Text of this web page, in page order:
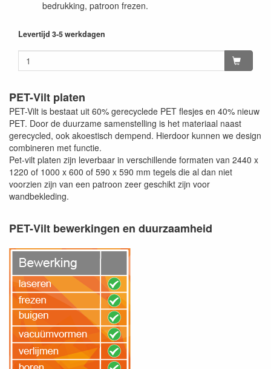
bedrukking, patroon frezen.
Levertijd 3-5 werkdagen
PET-Vilt platen
PET-Vilt is bestaat uit 60% gerecyclede PET flesjes en 40% nieuw
PET. Door de duurzame samenstelling is het materiaal naast
gerecycled, ook akoestisch dempend. Hierdoor kunnen we design
combineren met functie.
Pet-vilt platen zijn leverbaar in verschillende formaten van 2440 x
1220 of 1000 x 600 of 590 x 590 mm tegels die al dan niet
voorzien zijn van een patroon zeer geschikt zijn voor
wandbekleding.
PET-Vilt bewerkingen en duurzaamheid